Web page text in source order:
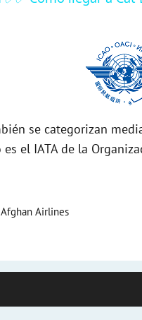
V
i
d
se categorizan
es el IATA de la
Airlines